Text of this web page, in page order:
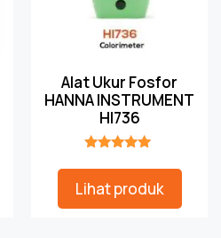
Alat Ukur Fosfor
HANNA INSTRUMENT
HI736
Lihat produk